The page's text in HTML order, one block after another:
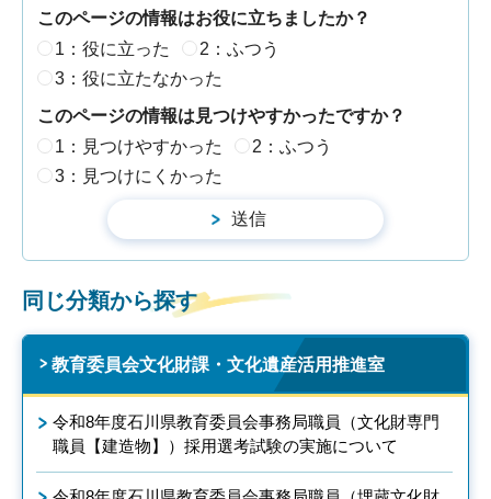
このページの情報はお役に立ちましたか？
1：役に立った
2：ふつう
3：役に立たなかった
このページの情報は見つけやすかったですか？
1：見つけやすかった
2：ふつう
3：見つけにくかった
同じ分類から探す
教育委員会文化財課・文化遺産活用推進室
令和8年度石川県教育委員会事務局職員（文化財専門
職員【建造物】）採用選考試験の実施について